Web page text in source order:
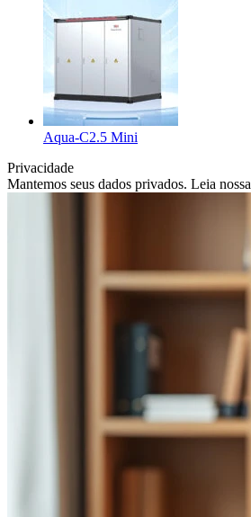
Aqua-C2.5 Mini
Privacidade
Mantemos seus dados privados. Leia nossa